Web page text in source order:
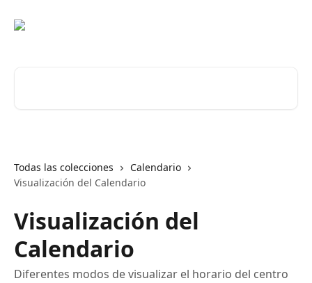
Todas las colecciones
Calendario
Visualización del Calendario
Visualización del
Calendario
Diferentes modos de visualizar el horario del centro